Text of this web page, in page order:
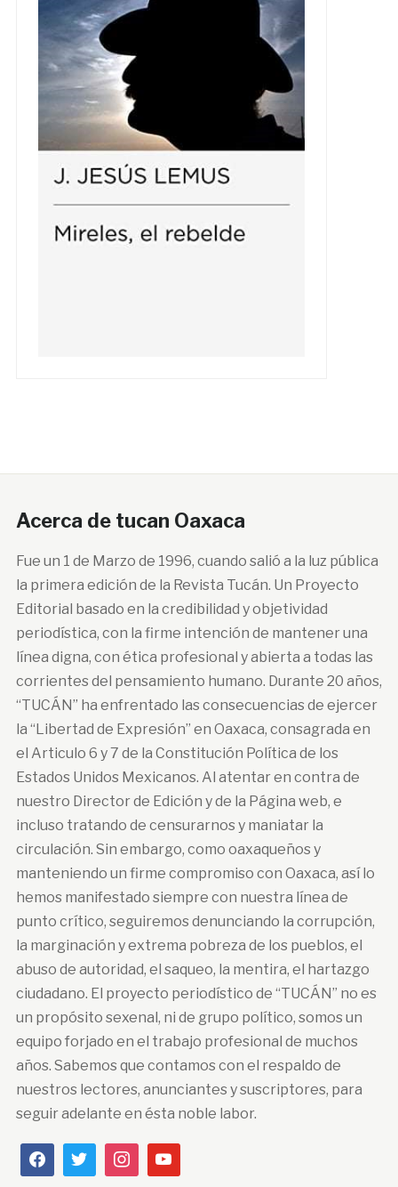
Acerca de tucan Oaxaca
Fue un 1 de Marzo de 1996, cuando salió a la luz pública
la primera edición de la Revista Tucán. Un Proyecto
Editorial basado en la credibilidad y objetividad
periodística, con la firme intención de mantener una
línea digna, con ética profesional y abierta a todas las
corrientes del pensamiento humano. Durante 20 años,
“TUCÁN” ha enfrentado las consecuencias de ejercer
la “Libertad de Expresión” en Oaxaca, consagrada en
el Articulo 6 y 7 de la Constitución Política de los
Estados Unidos Mexicanos. Al atentar en contra de
nuestro Director de Edición y de la Página web, e
incluso tratando de censurarnos y maniatar la
circulación. Sin embargo, como oaxaqueños y
manteniendo un firme compromiso con Oaxaca, así lo
hemos manifestado siempre con nuestra línea de
punto crítico, seguiremos denunciando la corrupción,
la marginación y extrema pobreza de los pueblos, el
abuso de autoridad, el saqueo, la mentira, el hartazgo
ciudadano. El proyecto periodístico de “TUCÁN” no es
un propósito sexenal, ni de grupo político, somos un
equipo forjado en el trabajo profesional de muchos
años. Sabemos que contamos con el respaldo de
nuestros lectores, anunciantes y suscriptores, para
seguir adelante en ésta noble labor.